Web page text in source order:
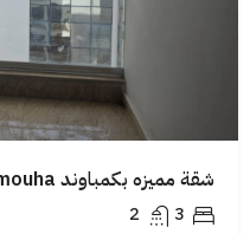
شقة مميزه بكمباوند 173m Grand View smouha
3
2